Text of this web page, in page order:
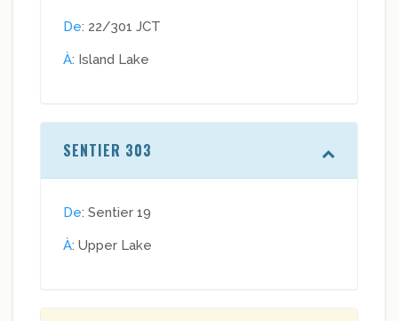
De: 22/301 JCT
À: Island Lake
SENTIER 303
De: Sentier 19
À: Upper Lake